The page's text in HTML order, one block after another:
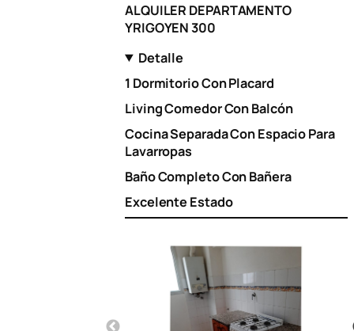
ALQUILER DEPARTAMENTO
YRIGOYEN 300
Detalle
1 Dormitorio Con Placard
Living Comedor Con Balcón
Cocina Separada Con Espacio Para
Lavarropas
Baño Completo Con Bañera
Excelente Estado